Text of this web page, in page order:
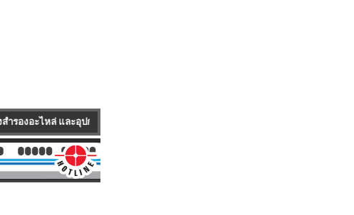
ละอุปกรณ์เพื่อความพร้อมในการให้บริการแก่ลูกค้า บริษัทมีบริการรถ Mobile